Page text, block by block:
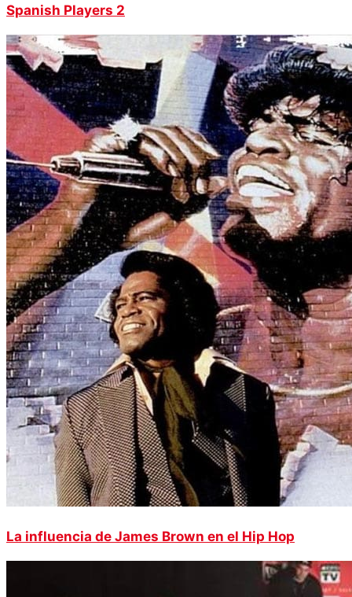
Spanish Players 2
La influencia de James Brown en el Hip Hop